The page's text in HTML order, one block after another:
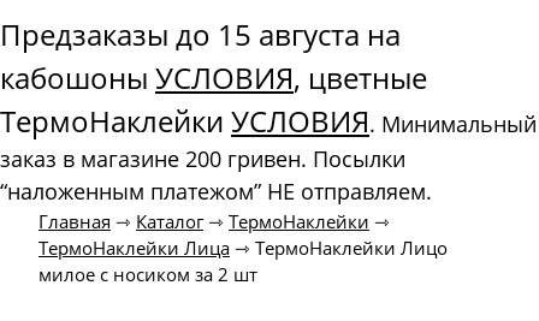
Предзаказы до 15 августа на
кабошоны УСЛОВИЯ, цветные
ТермоНаклейки УСЛОВИЯ. Минимальный
заказ в магазине 200 гривен. Посылки
“наложенным платежом” НЕ отправляем.
Главная ⇾ Каталог⇾ ТермоНаклейки ⇾
ТермоНаклейки Лица ⇾ ТермоНаклейки Лицо
милое с носиком за 2 шт